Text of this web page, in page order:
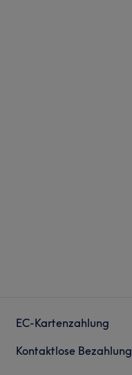
EC-Kartenzahlung
Kontaktlose Bezahlung